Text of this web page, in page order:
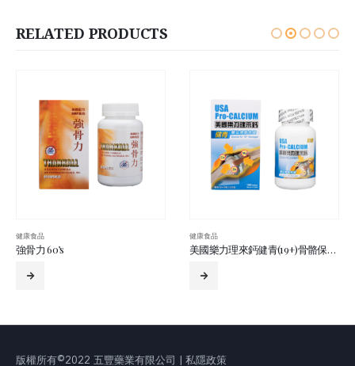
RELATED PRODUCTS
美國樂力理來鈣健青(19+)骨骼保健配方(鈣鎂鋅)100’S 免疫寶口服乳鐵蛋白丸 60’s
版權所有©2022 五豐藥業有限公司 | 私隱政策